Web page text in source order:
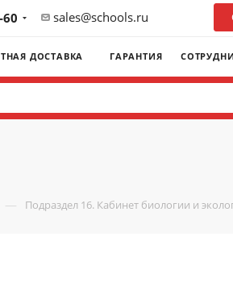
60 sales@schools.ru
ДОСТАВКА ГАРАНТИЯ
— Подраздел 16. Кабинет биологии и